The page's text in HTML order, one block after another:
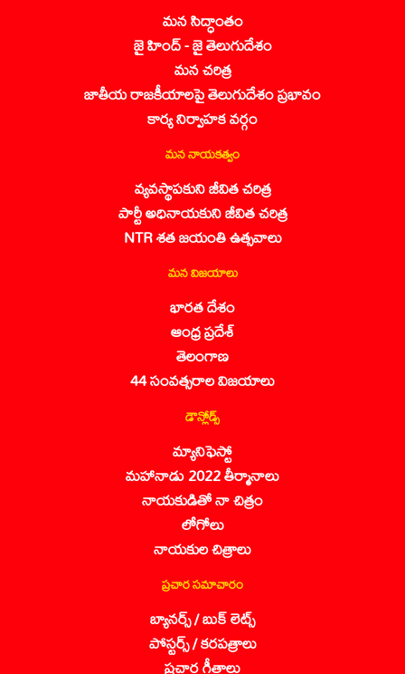
మన సిద్ధాంతం
జై హింద్ - జై తెలుగుదేశం
మన చరిత్ర
జాతీయ రాజకీయాలపై తెలుగుదేశం ప్రభావం
కార్య నిర్వాహక వర్గం
మన నాయకత్వం
వ్యవస్థాపకుని జీవిత చరిత్ర
పార్టీ అధినాయకుని జీవిత చరిత్ర
NTR శత జయంతి ఉత్సవాలు
మన విజయాలు
భారత దేశం
ఆంధ్ర ప్రదేశ్
తెలంగాణ
44 సంవత్సరాల విజయాలు
డౌన్లోడ్స్
మ్యానిఫెస్టో
మహానాడు 2022 తీర్మానాలు
నాయకుడితో నా చిత్రం
లోగోలు
నాయకుల చిత్రాలు
ప్రచార సమాచారం
బ్యానర్స్ / బుక్ లెట్స్
పోస్టర్స్ / కరపత్రాలు
ప్రచార గీతాలు